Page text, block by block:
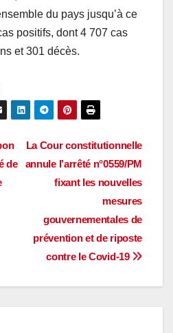
du pays jusqu’à ce
positifs, dont 4 707 cas
et 301 décès.
La Cour constitutionnelle
annule l’arrêté n°0559/PM
fixant les nouvelles
mesures
gouvernementales de
prévention et de riposte
contre le Covid-19
de